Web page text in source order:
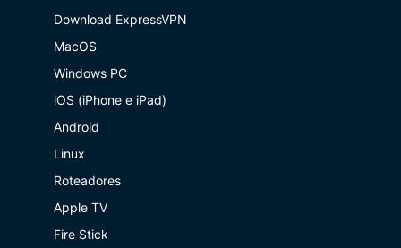
Download ExpressVPN
MacOS
Windows PC
iOS (iPhone e iPad)
Android
Linux
Roteadores
Apple TV
Fire Stick